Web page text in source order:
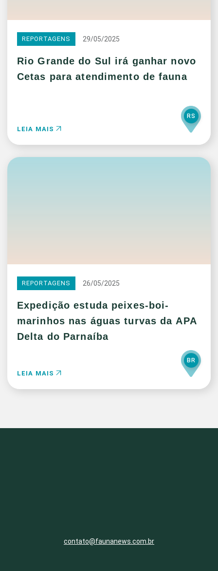
REPORTAGENS 29/05/2025
Rio Grande do Sul irá ganhar novo
Cetas para atendimento de fauna
LEIA MAIS
RS
REPORTAGENS 26/05/2025
Expedição estuda peixes-boi-
marinhos nas águas turvas da APA
Delta do Parnaíba
LEIA MAIS
BR
contato@faunanews.com.br